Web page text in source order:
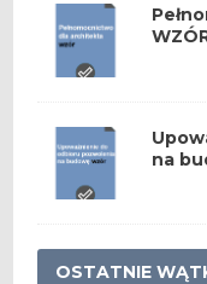
na
OSTATNIE